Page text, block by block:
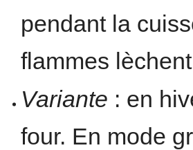
pendant la
flammes
Variante : en
four. En mode